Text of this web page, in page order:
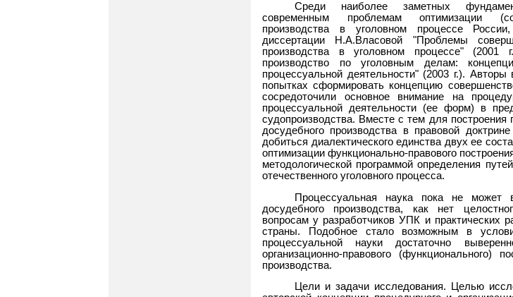
Среди наиболее заметных
современным проблемам оптимизации
производства в уголовном процессе
диссертации Н.А.Власовой "Проблемы
производства в уголовном процессе" (2001
производство по уголовным делам:
процессуальной деятельности" (2003 г.).
попытках сформировать концепцию
сосредоточили основное внимание на
процессуальной деятельности (ее форм) в
судопроизводства. Вместе с тем для построения
досудебного производства в правовой
добиться диалектического единства двух ее
оптимизации функционально-правового
методологической программой определения
отечественного уголовного процесса.
Процессуальная наука пока не может
досудебного производства, как нет
вопросам у разработчиков УПК и практических
страны. Подобное стало возможным в
процессуальной науки достаточно
организационно-правового (функционального)
производства.
Цели и задачи исследования. Целью